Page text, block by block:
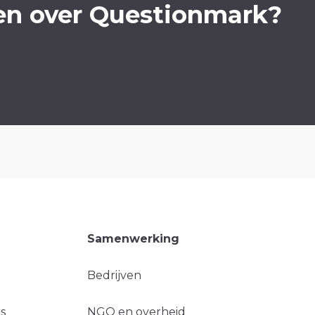
over Questionmark?
Samenwerking
Bedrijven
NGO en overheid